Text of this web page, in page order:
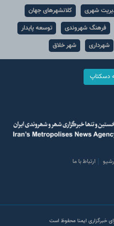
شهری
کلانشهرهای جهان
فرهنگ شهروندی
توسعه پایدار
شهرداری شهر خلاق
دسکتاپ
ارتباط با ما
خبرگزاری ایمنا محفوظ است